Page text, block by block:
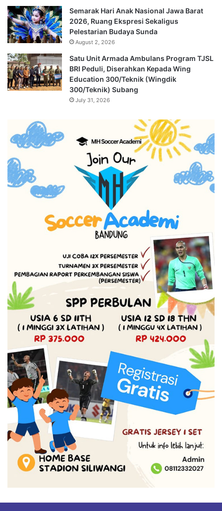
Semarak Hari Anak Nasional Jawa Barat
2026, Ruang Ekspresi Sekaligus
Pelestarian Budaya Sunda
August 2, 2026
Satu Unit Armada Ambulans Program TJSL
BRI Peduli, Diserahkan Kepada Wing
Education 300/Teknik (Wingdik
300/Teknik) Subang
July 31, 2026